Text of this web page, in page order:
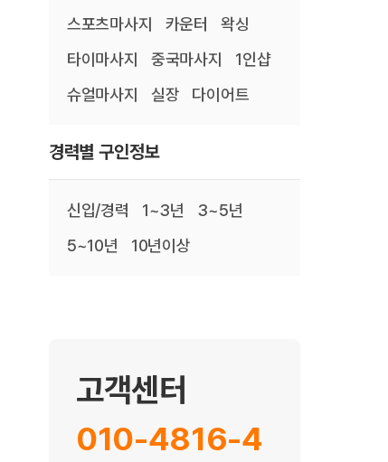
스포츠마사지
카운터
왁싱
타이마사지
중국마사지
1인샵
슈얼마사지
실장 다이어트
경력별 구인정보
신입/경력 1~3년
3~5년
5~10년
10년이상
고객센터
010-4816-4